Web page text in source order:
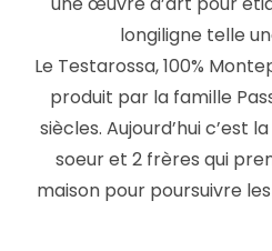
longiligne telle
Le Testarossa, 100%
produit par la famille
siècles. Aujourd’hui c’est
soeur et 2 frères qui
maison pour poursuivre